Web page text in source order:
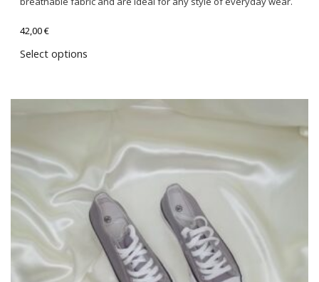
42,00€
Select options